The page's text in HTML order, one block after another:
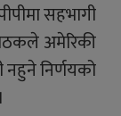
सहभागी
अमेरिकी
निर्णयको